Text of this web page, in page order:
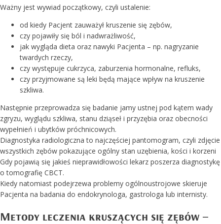
Ważny jest wywiad początkowy, czyli ustalenie:
od kiedy Pacjent zauważył kruszenie się zębów,
czy pojawiły się ból i nadwrażliwość,
jak wygląda dieta oraz nawyki Pacjenta – np. nagryzanie
twardych rzeczy,
czy występuje cukrzyca, zaburzenia hormonalne, refluks,
czy przyjmowane są leki będą mające wpływ na kruszenie
szkliwa.
Następnie przeprowadza się badanie jamy ustnej pod kątem wady
zgryzu, wyglądu szkliwa, stanu dziąseł i przyzębia oraz obecności
wypełnień i ubytków próchnicowych.
Diagnostyka radiologiczna to najczęściej pantomogram, czyli zdjęcie
wszystkich zębów pokazujące ogólny stan uzębienia, kości i korzeni
Gdy pojawią się jakieś nieprawidłowości lekarz poszerza diagnostykę
o tomografię CBCT.
Kiedy natomiast podejrzewa problemy ogólnoustrojowe skieruje
Pacjenta na badania do endokrynologa, gastrologa lub internisty.
Metody leczenia kruszących się zębów –